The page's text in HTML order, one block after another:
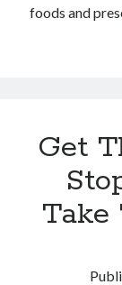
foods and
Get